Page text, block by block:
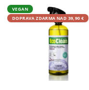
Abecedne
VEGAN
DOPRAVA ZDARMA NAD 39,90 €